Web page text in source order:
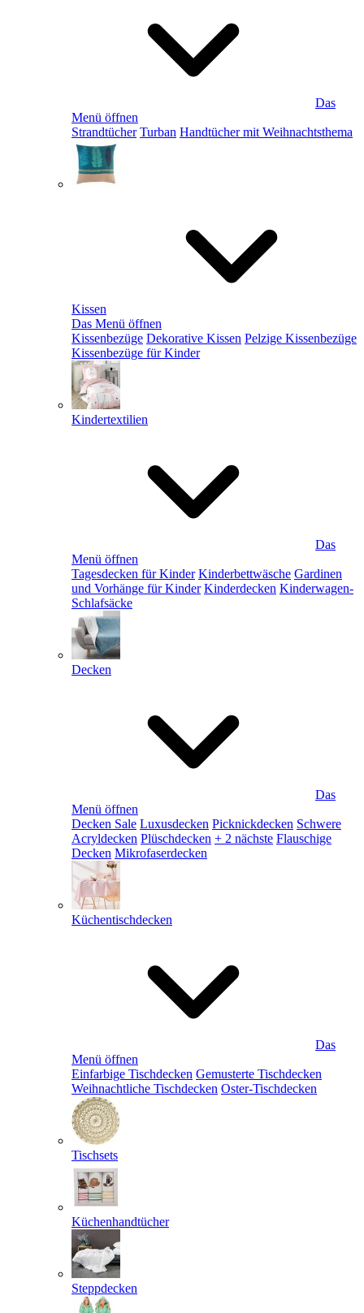
Das
Menü öffnen
Strandtücher Turban Handtücher mit Weihnachtsthema
Kissen
Das Menü öffnen
Kissenbezüge Dekorative Kissen Pelzige Kissenbezüge
Kissenbezüge für Kinder
Kindertextilien
Das
Menü öffnen
Tagesdecken für Kinder Kinderbettwäsche Gardinen
und Vorhänge für Kinder Kinderdecken Kinderwagen-
Schlafsäcke
Decken
Das
Menü öffnen
Decken Sale Luxusdecken Picknickdecken Schwere
Acryldecken Plüschdecken + 2 nächste Flauschige
Decken Mikrofaserdecken
Küchentischdecken
Das
Menü öffnen
Einfarbige Tischdecken Gemusterte Tischdecken
Weihnachtliche Tischdecken Oster-Tischdecken
Tischsets
Küchenhandtücher
Steppdecken